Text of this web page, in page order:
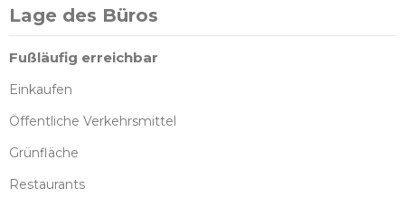
Lage des Büros
Fußläufig erreichbar
Einkaufen
Öffentliche Verkehrsmittel
Grünfläche
Restaurants